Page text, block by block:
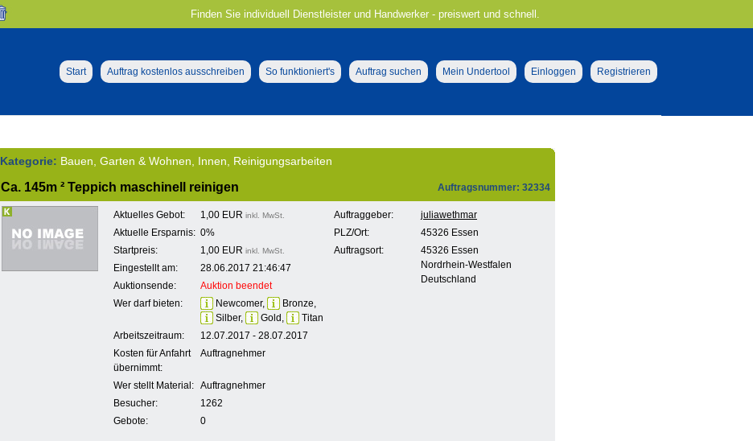
Finden Sie individuell Dienstleister und Handwerker - preiswert und schnell.
Start Auftrag kostenlos ausschreiben So funktioniert's Auftrag suchen Mein Undertool Einloggen Registrieren
Kategorie: Bauen, Garten & Wohnen, Innen, Reinigungsarbeiten
Ca. 145m ² Teppich maschinell reinigen Auftragsnummer: 32334
Aktuelles Gebot: 1,00 EUR inkl. MwSt.
Aktuelle Ersparnis: 0%
Startpreis:
1,00 EUR inkl. MwSt.
Eingestellt am:
28.06.2017 21:46:47
Auktionsende:
Auktion beendet
Wer darf bieten:
Newcomer,
Bronze,
Silber,
Gold,
Titan
Arbeitszeitraum:
12.07.2017 - 28.07.2017
Kosten für Anfahrt
übernimmt:
Auftragnehmer
Wer stellt Material: Auftragnehmer
Besucher:
1262
Gebote:
0
Auftraggeber:
juliawethmar
PLZ/Ort:
45326 Essen
Auftragsort:
45326 Essen
Nordrhein-Westfalen
Deutschland